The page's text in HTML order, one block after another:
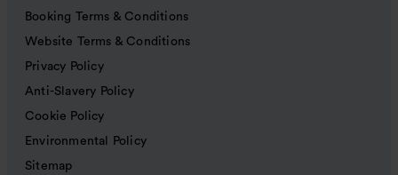
Booking Terms & Conditions
Website Terms & Conditions
Privacy Policy
Anti-Slavery Policy
Cookie Policy
Environmental Policy
Sitemap